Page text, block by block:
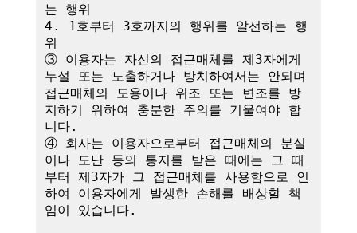
는 행위
4. 1호부터 3호까지의 행위를 알선하는 행
위
③ 이용자는 자신의 접근매체를 제3자에게
누설 또는 노출하거나 방치하여서는 안되며
접근매체의 도용이나 위조 또는 변조를 방
지하기 위하여 충분한 주의를 기울여야 합
니다.
④ 회사는 이용자으로부터 접근매체의 분실
이나 도난 등의 통지를 받은 때에는 그 때
부터 제3자가 그 접근매체를 사용함으로 인
하여 이용자에게 발생한 손해를 배상할 책
임이 있습니다.